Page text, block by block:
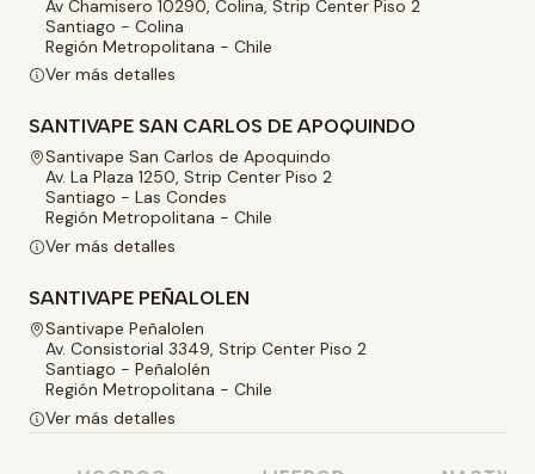
Av Chamisero 10290, Colina, Strip Center Piso 2
Santiago - Colina
Región Metropolitana - Chile
Ver más detalles
SANTIVAPE SAN CARLOS DE APOQUINDO
Santivape San Carlos de Apoquindo
Av. La Plaza 1250, Strip Center Piso 2
Santiago - Las Condes
Región Metropolitana - Chile
Ver más detalles
SANTIVAPE PEÑALOLEN
Santivape Peñalolen
Av. Consistorial 3349, Strip Center Piso 2
Santiago - Peñalolén
Región Metropolitana - Chile
Ver más detalles